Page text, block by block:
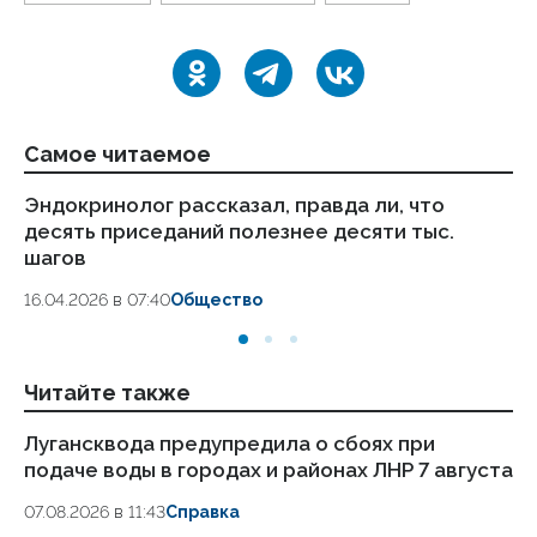
Самое читаемое
Эндокринолог рассказал, правда ли, что
десять приседаний полезнее десяти тыс.
шагов
16.04.2026 в 07:40Общество
Читайте также
Лугансквода предупредила о сбоях при
подаче воды в городах и районах ЛНР 7 августа
07.08.2026 в 11:43Справка